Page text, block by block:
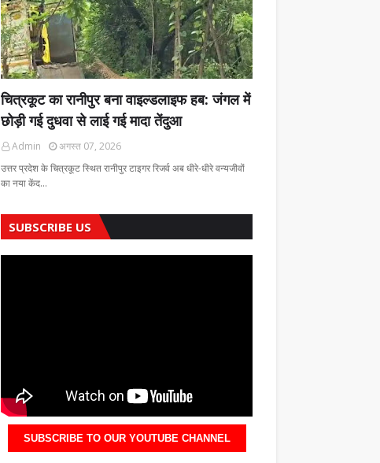
चित्रकूट का रानीपुर बना वाइल्डलाइफ हब: जंगल में
छोड़ी गई दुधवा से लाई गई मादा तेंदुआ
Admin
अगस्त 07, 2026
उत्तर प्रदेश के चित्रकूट स्थित रानीपुर टाइगर रिजर्व अब धीरे-धीरे वन्यजीवों
का नया केंद…
SUBSCRIBE US
SUBSCRIBE TO OUR YOUTUBE CHANNEL